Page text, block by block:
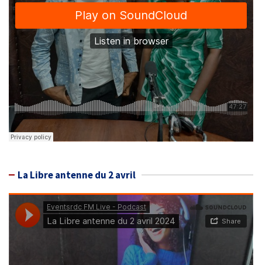
La Libre antenne du 2 avril